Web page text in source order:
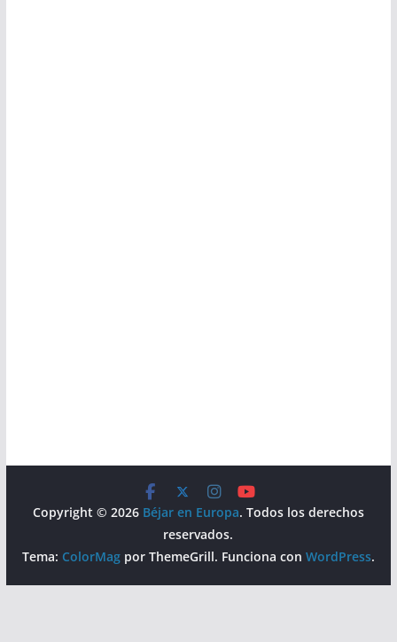
Copyright © 2026 Béjar en Europa. Todos los derechos
reservados.
Tema: ColorMagpor ThemeGrill. Funciona con WordPress.